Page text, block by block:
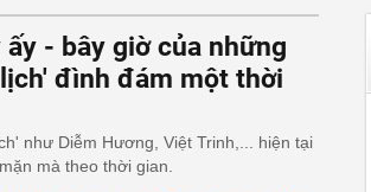
ấy - bây giờ của những
đình đám một thời
như Diễm Hương, Việt Trinh,... hiện tại
mà theo thời gian.